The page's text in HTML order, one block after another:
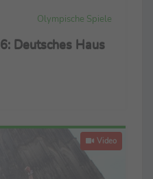
Olympische Spiele
Deutsches Haus
Video